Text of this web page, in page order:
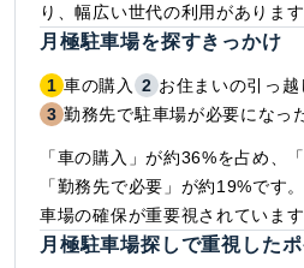
り、幅広い世代の利用があります
月極駐車場を探すきっかけ
1 車の購入 2 お住まいの引っ越
3 勤務先で駐車場が必要になっ
「車の購入」が約36%を占め、
「勤務先で必要」が約19%です
車場の確保が重要視されています
月極駐車場探しで重視したポ